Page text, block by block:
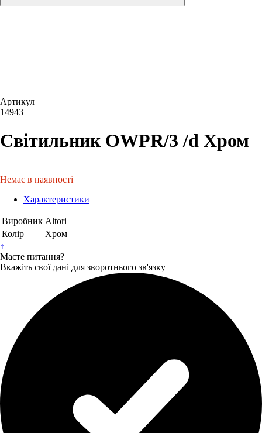
Артикул
14943
Світильник OWPR/3 /d Хром
Немає в наявності
Характеристики
Виробник Altori
Колір
Хром
↑
Маєте питання?
Вкажіть свої дані для зворотнього зв'язку